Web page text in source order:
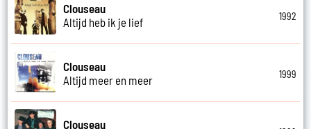
Clouseau
Altijd heb ik je lief
1992
Clouseau
Altijd meer en meer
1999
Clouseau